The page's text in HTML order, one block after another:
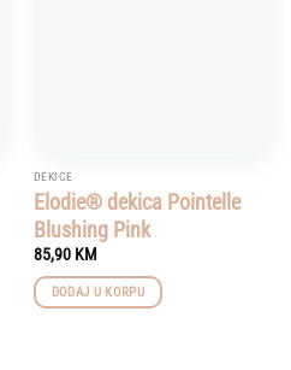
DEKICE
Elodie® dekica Pointelle
Blushing Pink
85,90 KM
DODAJ U KORPU